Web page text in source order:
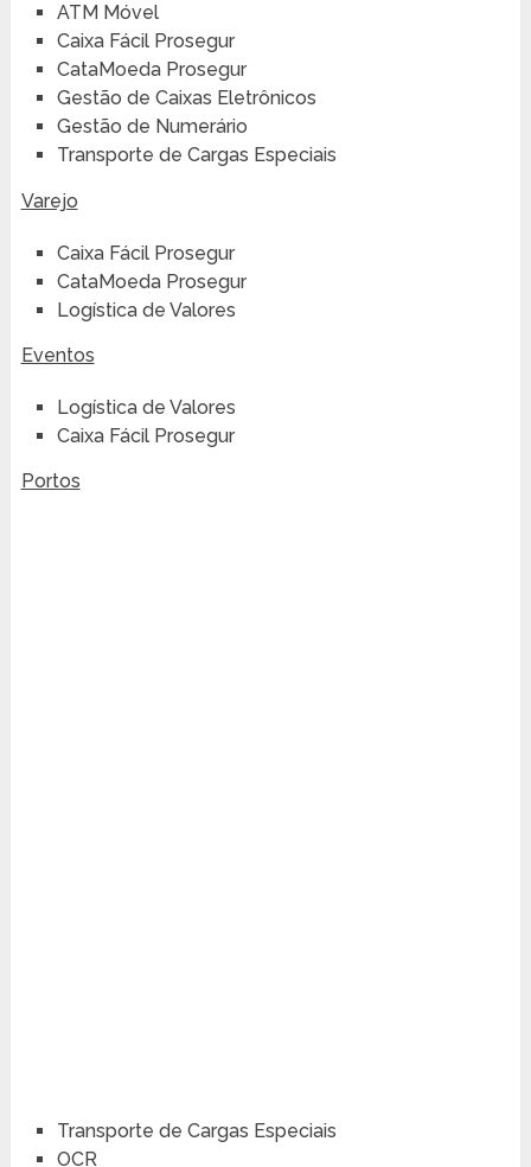
ATM Móvel
Caixa Fácil Prosegur
CataMoeda Prosegur
Gestão de Caixas Eletrônicos
Gestão de Numerário
Transporte de Cargas Especiais
Varejo
Caixa Fácil Prosegur
CataMoeda Prosegur
Logística de Valores
Eventos
Logística de Valores
Caixa Fácil Prosegur
Portos
Transporte de Cargas Especiais
OCR